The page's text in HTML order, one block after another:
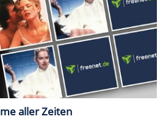
aller Zeiten